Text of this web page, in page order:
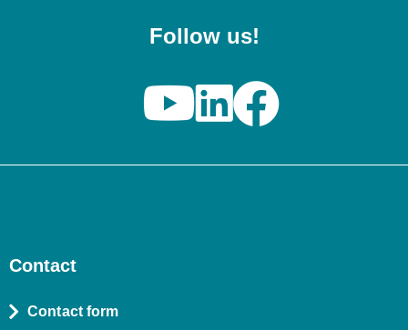
Follow us!
Contact
Contact form